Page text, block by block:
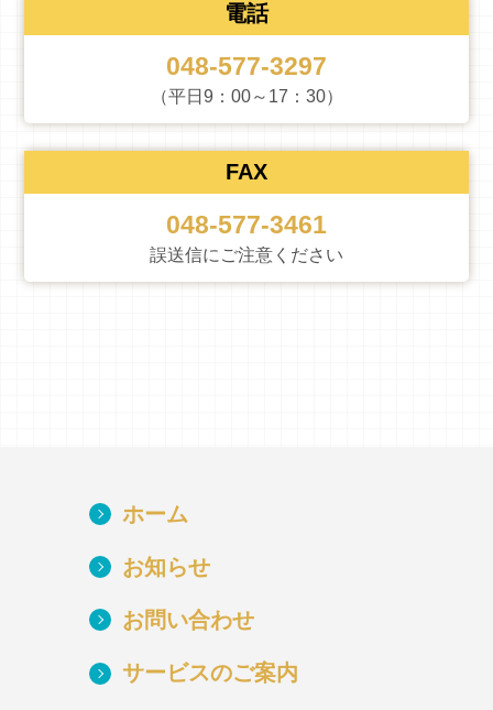
電話
048-577-3297
（平日9：00～17：30）
FAX
048-577-3461
誤送信にご注意ください
ホーム
お知らせ
お問い合わせ
サービスのご案内